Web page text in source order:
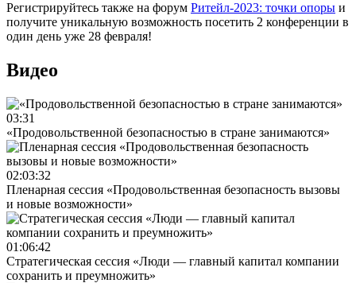
Регистрируйтесь также на форум Ритейл-2023: точки опоры и
получите уникальную возможность посетить 2 конференции в
один день уже 28 февраля!
Видео
03:31
«Продовольственной безопасностью в стране занимаются»
02:03:32
Пленарная сессия «Продовольственная безопасность вызовы
и новые возможности»
01:06:42
Стратегическая сессия «Люди — главный капитал компании
сохранить и преумножить»